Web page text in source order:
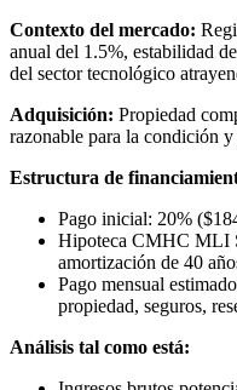
Contexto del mercado:
anual del 1.5%, estabilidad
del sector tecnológico
Adquisición: Propiedad
razonable para la condición
Estructura de
Pago inicial: 20%
Hipoteca CMHC MLI
amortización de 40
Pago mensual
propiedad, seguros,
Análisis tal como está: